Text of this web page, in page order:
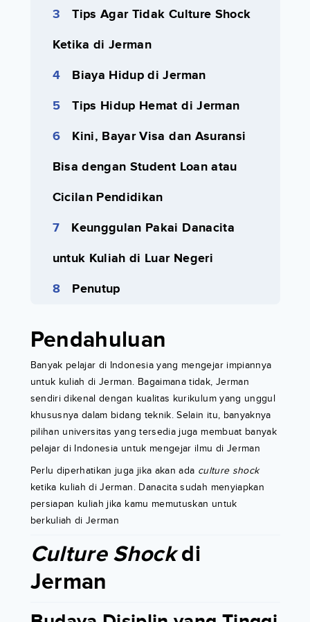
Tips Agar Tidak Culture Shock
Ketika di Jerman
Biaya Hidup di Jerman
Tips Hidup Hemat di Jerman
Kini, Bayar Visa dan Asuransi
Bisa dengan Student Loan atau
Cicilan Pendidikan
Keunggulan Pakai Danacita
untuk Kuliah di Luar Negeri
Penutup
Pendahuluan
Banyak pelajar di Indonesia yang mengejar impiannya
untuk kuliah di Jerman. Bagaimana tidak, Jerman
sendiri dikenal dengan kualitas kurikulum yang unggul
khususnya dalam bidang teknik. Selain itu, banyaknya
pilihan universitas yang tersedia juga membuat banyak
pelajar di Indonesia untuk mengejar ilmu di Jerman
Perlu diperhatikan juga jika akan ada culture shock
ketika kuliah di Jerman. Danacita sudah menyiapkan
persiapan kuliah jika kamu memutuskan untuk
berkuliah di Jerman
Culture Shock di
Jerman